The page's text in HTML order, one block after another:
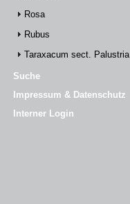
Rosa
Rubus
Taraxacum sect. Palustria
Suche
Impressum & Datenschutz
Interner Login